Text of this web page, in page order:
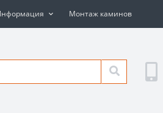
Монтаж каминов